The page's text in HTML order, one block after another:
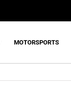
MOTORSPORTS